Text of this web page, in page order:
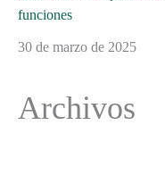
funciones
30 de marzo de 2025
Archivos